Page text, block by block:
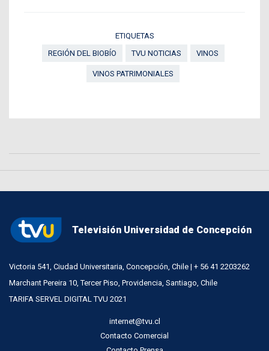
ETIQUETAS
REGIÓN DEL BIOBÍO
TVU NOTICIAS VINOS
VINOS PATRIMONIALES
Televisión Universidad de Concepción
Victoria 541, Ciudad Universitaria, Concepción, Chile | + 56 41 2203262
Marchant Pereira 10, Tercer Piso, Providencia, Santiago, Chile
TARIFA SERVEL DIGITAL TVU 2021
internet@tvu.cl
Contacto Comercial